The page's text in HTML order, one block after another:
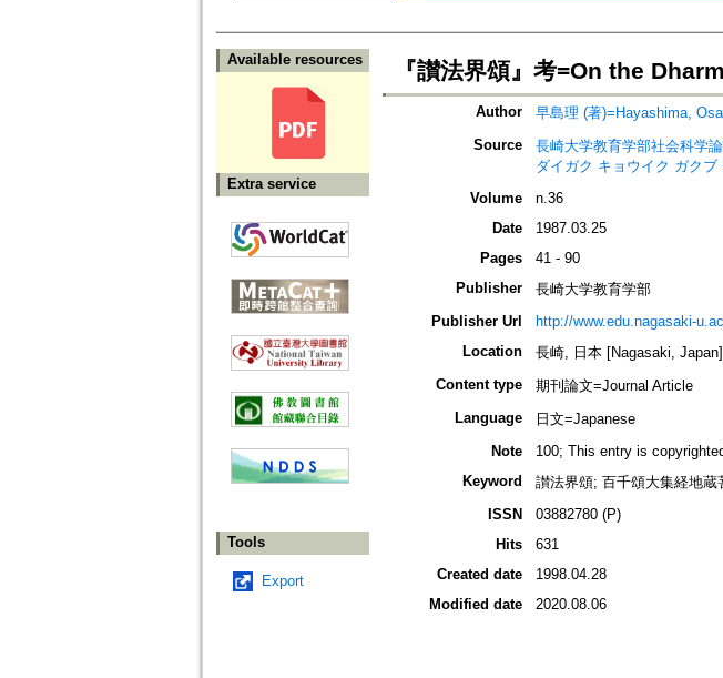
Available resources
Extra service
Tools
Export
『讃法界頌』考=On the
Author
早島理 (著)=Hayashima,
Source
長崎大学教育学部社会科学
ダイガク キョウイク ガク
Volume
n.36
Date
1987.03.25
Pages
41 - 90
Publisher
長崎大学教育学部
Publisher Url
http://www.edu.nagasaki-
Location
長崎, 日本 [Nagasaki, Japan]
Content type
期刊論文=Journal Article
Language
日文=Japanese
Note
100; This entry is
Keyword
讃法界頌; 百千頌大集経地
ISSN
03882780 (P)
Hits
631
Created date
1998.04.28
Modified date
2020.08.06